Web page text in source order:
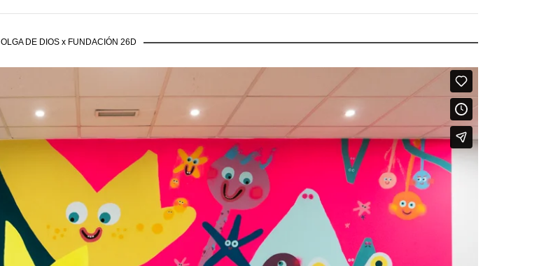
OLGA DE DIOS x FUNDACIÓN 26D